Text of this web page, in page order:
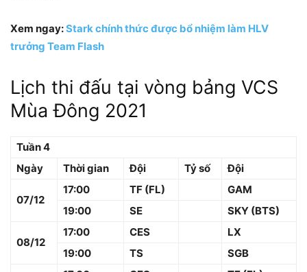
Xem ngay:Stark chính thức được bổ nhiệm làm HLV
trưởng Team Flash
Lịch thi đấu tại vòng bảng VCS
Mùa Đông 2021
Tuần 4
Ngày
Thời gian Đội Tỷ số Đội
07/12
17:00 TF (FL)
GAM
19:00
SE SKY (BTS)
08/12
17:00 CES
LX
19:00
TS SGB